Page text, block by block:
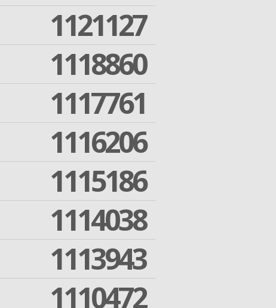
1121127
1118860
1117761
1116206
1115186
1114038
1113943
1110472